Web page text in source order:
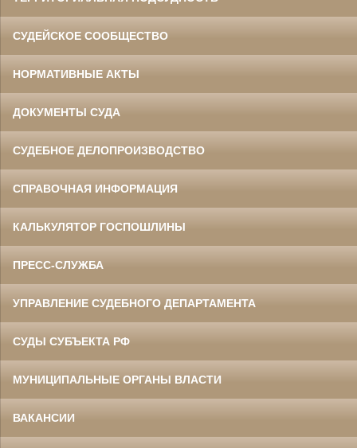
СУДЕЙСКОЕ СООБЩЕСТВО
НОРМАТИВНЫЕ АКТЫ
ДОКУМЕНТЫ СУДА
СУДЕБНОЕ ДЕЛОПРОИЗВОДСТВО
СПРАВОЧНАЯ ИНФОРМАЦИЯ
КАЛЬКУЛЯТОР ГОСПОШЛИНЫ
ПРЕСС-СЛУЖБА
УПРАВЛЕНИЕ СУДЕБНОГО ДЕПАРТАМЕНТА
СУДЫ СУБЪЕКТА РФ
МУНИЦИПАЛЬНЫЕ ОРГАНЫ ВЛАСТИ
ВАКАНСИИ